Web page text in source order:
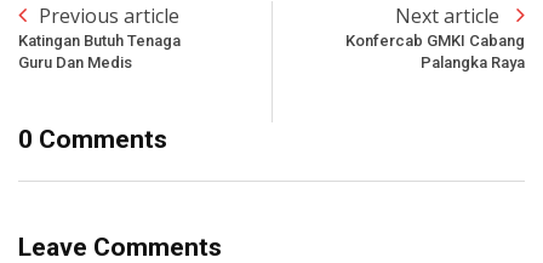
Previous article
Katingan Butuh Tenaga
Guru Dan Medis
Next article
Konfercab GMKI Cabang
Palangka Raya
0 Comments
Leave Comments